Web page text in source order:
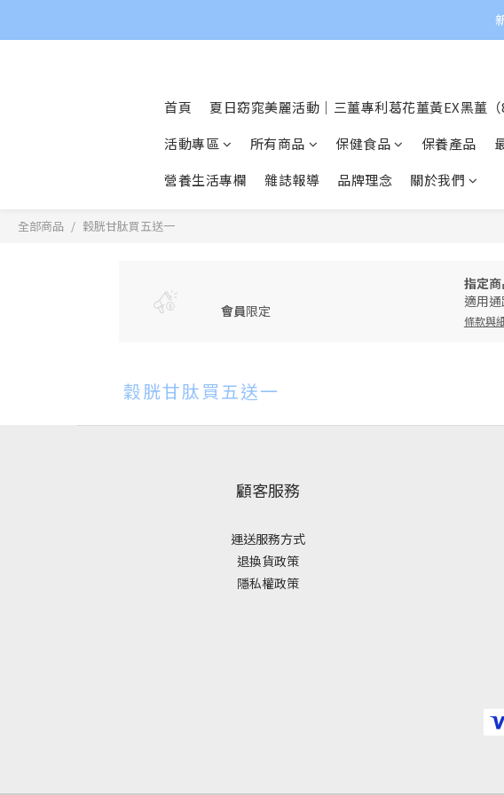
首頁 夏日窈窕美麗活動｜三薑專利葛花薑黃EX黑薑（
活動專區
所有商品 保健食品 保養產品
營養生活專欄
雜誌報導 品牌理念 關於我們
全部商品 穀胱甘肽買五送一
會員限定
指定
適用通
條款與
穀胱甘肽買五送一
顧客服務
運送服務方式
退換貨政策
隱私權政策